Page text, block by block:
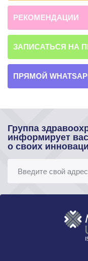
РЕКОМЕНДАЦИИ
ЗАПИСАТЬСЯ НА
ПРЯМОЙ
Группа
информирует вас
о своих